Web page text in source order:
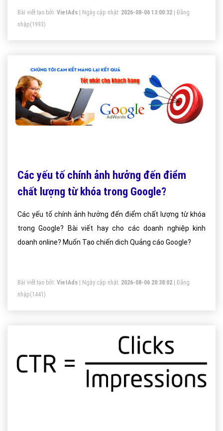
Bài viết tạo bởi: VietAds | Ngày cập nhật: 2026-08-06 13:00:32
Đăng
nhập(1993)
Các yếu tố chính ảnh hưởng đến điểm
chất lượng từ khóa trong Google?
Các yếu tố chính ảnh hưởng đến điểm chất lượng từ khóa
trong Google? Bài viết hay cho các doanh nghiệp kinh
doanh online? Muốn Tạo chiến dich Quảng cáo Google?
Bài viết tạo bởi: VietAds | Ngày cập nhật: 2026-08-06 20:38:02
Đăng
nhập(1441)